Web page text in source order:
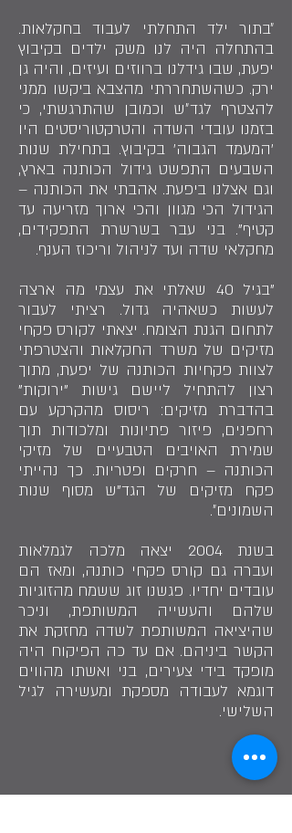
״בתור ילד התחלתי לעבוד בחקלאות.
בהתחלה היה לנו משק ילדים בקיבוץ
יפעת, שבו גידלנו ברווזים ועיזים, והיה גן
ירק. כשהשתחררתי מהצבא ביקשו ממני
להצטרף לגד״ש וכמובן שהתרגשתי, כי
בזמנו עובדי השדה והטרקטוריסטים היו
'המעמד הגבוה' בקיבוץ. בתחילת שנות
השבעים התפשט גידול הכותנה בארץ,
וגם אצלנו ביפעת. אהבתי את הכותנה –
הגידול הכי מגוון והכי ארוך מזריעה עד
קטיף". בני עבר בשרשרת התפקידים,
מחקלאי שדה ועד לניהול וריכוז הענף.
"בגיל 40 שאלתי את עצמי מה ארצה
לעשות כשאהיה גדול. רציתי לעבור
לתחום הגנת הצומח. יצאתי לקורס פקחי
מזיקים של משרד החקלאות והצטרפתי
לצוות פקחיות הכותנה של יפעת, מתוך
רצון להתחיל ליישם גישות "ירוקות"
בהדברת מזיקים: ריסוס מהקרקע עם
רחפנים, פיזור פתיונות ומלכודות תוך
שמירת האויבים הטבעיים של מזיקי
הכותנה – חרקים ופטריות. כך נהייתי
פקח מזיקים של הגד"ש מסוף שנות
השמונים״.
בשנת 2004 יצאה מלכה לגמלאות
ועברה גם קורס פקחי כותנה, ומאז הם
עובדים יחדיו. פגשנו זוג ששמח מהזוגיות
שלהם והעשייה המשותפת, וניכר
שהיציאה המשותפת לשדה מחזקת את
הקשר ביניהם. אם עד כה הפיקוח היה
מופקד בידי צעירים, בני ואשתו מהווים
דוגמא לעבודה מספקת ומעשירה לגיל
השלישי.